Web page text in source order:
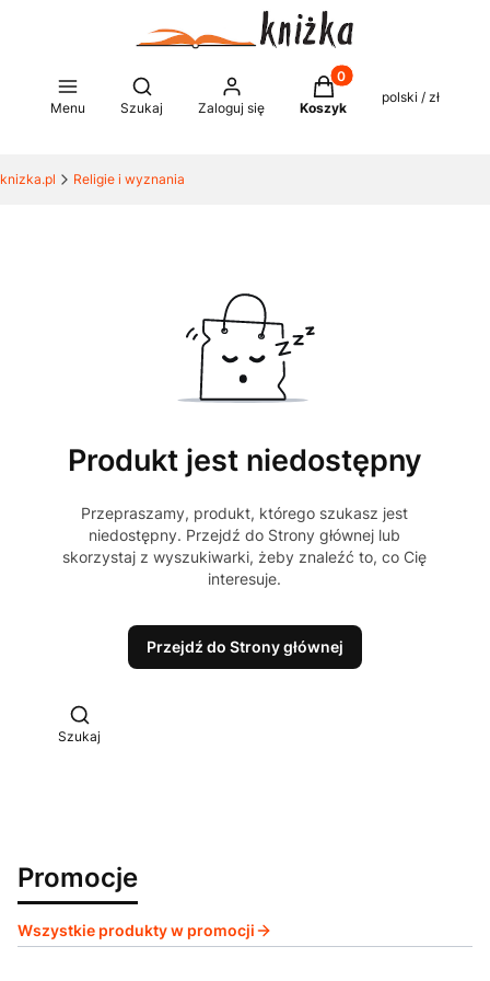
Menu
Otwórz wyszukiwarkę
Szukaj Zaloguj się
Produkty w koszyku:
Koszyk
polski / zł
knizka.pl Religie i wyznania
Produkt jest niedostępny
Przepraszamy, produkt, którego szukasz jest
niedostępny. Przejdź do Strony głównej lub
skorzystaj z wyszukiwarki, żeby znaleźć to, co Cię
interesuje.
Przejdź do Strony głównej
Otwórz wyszukiwarkę
Szukaj
Promocje
Wszystkie produkty w promocji